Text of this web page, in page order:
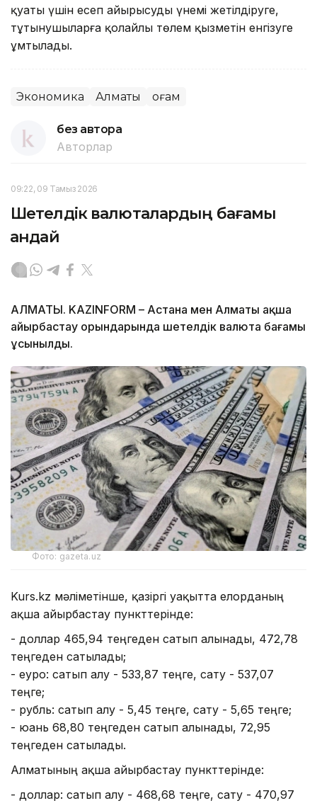
қуаты үшін есеп айырысуды үнемі жетілдіруге,
тұтынушыларға қолайлы төлем қызметін енгізуге
ұмтылады.
Экономика Алматы Қоғам
без автора
Авторлар
09:22, 09 Тамыз 2026
Шетелдік валюталардың бағамы
қандай
АЛМАТЫ. KAZINFORM – Астана мен Алматы ақша
айырбастау орындарында шетелдік валюта бағамы
ұсынылды.
Фото: gazeta.uz
Kurs.kz мәліметінше, қазіргі уақытта елорданың
ақша айырбастау пункттерінде:
- доллар 465,94 теңгеден сатып алынады, 472,78
теңгеден сатылады;
- еуро: сатып алу - 533,87 теңге, сату - 537,07
теңге;
- рубль: сатып алу - 5,45 теңге, сату - 5,65 теңге;
- юань 68,80 теңгеден сатып алынады, 72,95
теңгеден сатылады.
Алматының ақша айырбастау пункттерінде:
- доллар: сатып алу - 468,68 теңге, сату - 470,97